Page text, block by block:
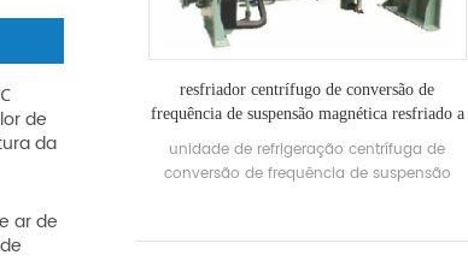
resfriador centrífugo de conversão de
frequência de suspensão magnética resfriado a
unidade de refrigeração centrífuga de
conversão de frequência de suspensão
1677kw faixa de temperatura do efluente de
de
da
ar de